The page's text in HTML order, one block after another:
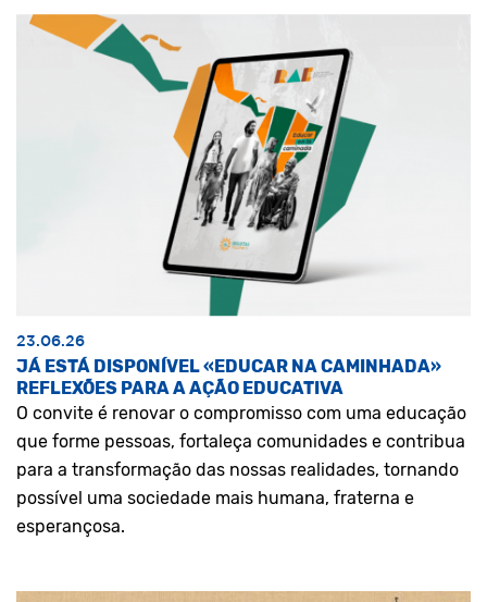
23.06.26
JÁ ESTÁ DISPONÍVEL «EDUCAR NA CAMINHADA»
REFLEXÕES PARA A AÇÃO EDUCATIVA
O convite é renovar o compromisso com uma educação
que forme pessoas, fortaleça comunidades e contribua
para a transformação das nossas realidades, tornando
possível uma sociedade mais humana, fraterna e
esperançosa.